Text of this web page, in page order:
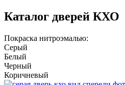
Каталог дверей КХО
Покраска нитроэмалью:
Серый
Белый
Черный
Коричневый